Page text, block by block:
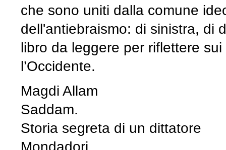
che sono uniti dalla comune
dell'antiebraismo: di sinistra, di
libro da leggere per riflettere
l’Occidente.
Magdi Allam
Saddam.
Storia segreta di un dittatore
Mondadori